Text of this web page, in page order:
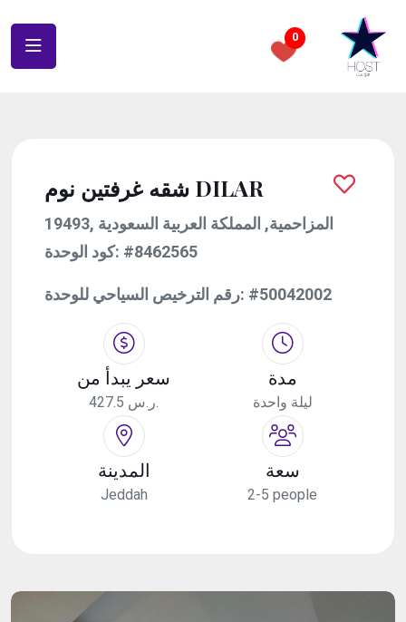
0
شقه غرفتين نوم DILAR
19493, المزاحمية, المملكة العربية السعودية
كود الوحدة: #8462565
رقم الترخيص السياحي للوحدة: #50042002
سعر يبدأ من
427.5 ر.س.
مدة
ليلة واحدة
المدينة
Jeddah
سعة
2-5 people